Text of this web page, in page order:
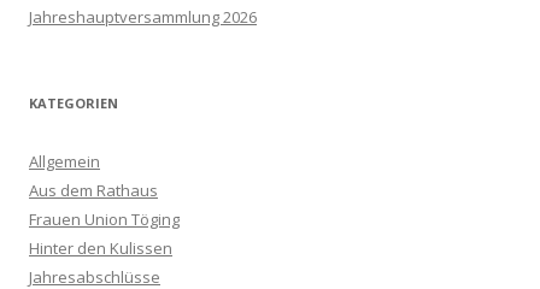
Jahreshauptversammlung 2026
KATEGORIEN
Allgemein
Aus dem Rathaus
Frauen Union Töging
Hinter den Kulissen
Jahresabschlüsse